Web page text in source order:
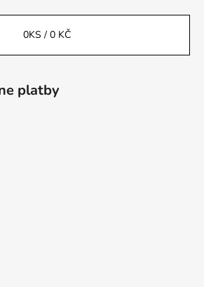
0KS / 0 KČ
platby